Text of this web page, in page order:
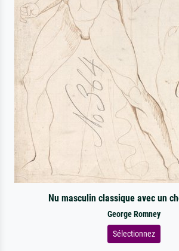
Nu masculin classique avec un
George Romney
Sélectionnez